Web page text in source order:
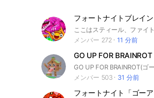
メンバー 272
11 分前
メンバー 503
31 分前